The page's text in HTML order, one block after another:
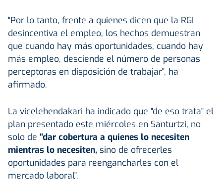
"Por lo tanto, frente a quienes dicen que la RGI
desincentiva el empleo, los hechos demuestran
que cuando hay más oportunidades, cuando hay
más empleo, desciende el número de personas
perceptoras en disposición de trabajar", ha
afirmado.
La vicelehendakari ha indicado que "de eso trata" el
plan presentado este miércoles en Santurtzi, no
solo de "dar cobertura a quienes lo necesiten
mientras lo necesiten, sino de ofrecerles
oportunidades para reengancharles con el
mercado laboral".